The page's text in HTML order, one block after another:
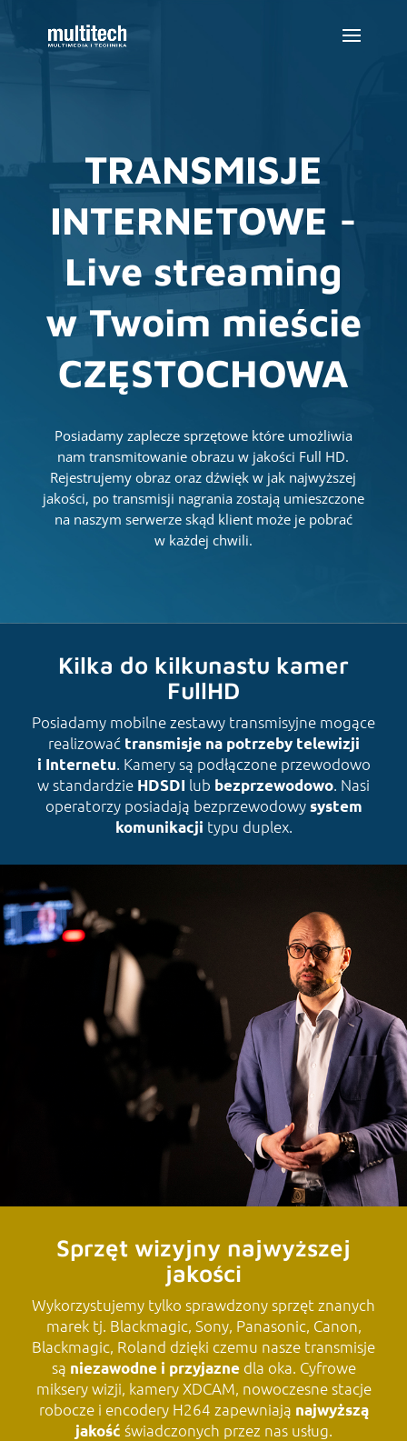
TRANSMISJE
INTERNETOWE -
Live streaming
w Twoim mieście
CZĘSTOCHOWA
Posiadamy zaplecze sprzętowe które umożliwia
nam transmitowanie obrazu w jakości Full HD.
Rejestrujemy obraz oraz dźwięk w jak najwyższej
jakości, po transmisji nagrania zostają umieszczone
na naszym serwerze skąd klient może je pobrać
w każdej chwili.
Kilka do kilkunastu kamer
FullHD
Posiadamy mobilne zestawy transmisyjne mogące
realizować transmisje na potrzeby telewizji
i Internetu. Kamery są podłączone przewodowo
w standardzie HDSDI lub bezprzewodowo. Nasi
operatorzy posiadają bezprzewodowysystem
komunikacji typu duplex.
VIDEO
Sprzęt wizyjny najwyższej
jakości
Wykorzystujemy tylko sprawdzony sprzęt znanych
marek tj. Blackmagic, Sony, Panasonic, Canon,
Blackmagic, Roland dzięki czemu nasze transmisje
są niezawodne i przyjaznedla oka. Cyfrowe
miksery wizji, kamery XDCAM, nowoczesne stacje
robocze i encodery H264 zapewniają najwyższą
jakość świadczonych przez nas usług.